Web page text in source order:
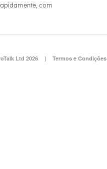
com
Ltd 2026 | Termos e Condições